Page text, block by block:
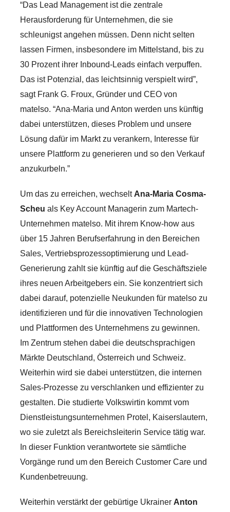
“Das Lead Management ist die zentrale
Herausforderung für Unternehmen, die sie
schleunigst angehen müssen. Denn nicht selten
lassen Firmen, insbesondere im Mittelstand, bis zu
30 Prozent ihrer Inbound-Leads einfach verpuffen.
Das ist Potenzial, das leichtsinnig verspielt wird”,
sagt Frank G. Froux, Gründer und CEO von
matelso. “Ana-Maria und Anton werden uns künftig
dabei unterstützen, dieses Problem und unsere
Lösung dafür im Markt zu verankern, Interesse für
unsere Plattform zu generieren und so den Verkauf
anzukurbeln.”
Um das zu erreichen, wechselt Ana-Maria Cosma-
Scheu als Key Account Managerin zum Martech-
Unternehmen matelso. Mit ihrem Know-how aus
über 15 Jahren Berufserfahrung in den Bereichen
Sales, Vertriebsprozessoptimierung und Lead-
Generierung zahlt sie künftig auf die Geschäftsziele
ihres neuen Arbeitgebers ein. Sie konzentriert sich
dabei darauf, potenzielle Neukunden für matelso zu
identifizieren und für die innovativen Technologien
und Plattformen des Unternehmens zu gewinnen.
Im Zentrum stehen dabei die deutschsprachigen
Märkte Deutschland, Österreich und Schweiz.
Weiterhin wird sie dabei unterstützen, die internen
Sales-Prozesse zu verschlanken und effizienter zu
gestalten. Die studierte Volkswirtin kommt vom
Dienstleistungsunternehmen Protel, Kaiserslautern,
wo sie zuletzt als Bereichsleiterin Service tätig war.
In dieser Funktion verantwortete sie sämtliche
Vorgänge rund um den Bereich Customer Care und
Kundenbetreuung.
Weiterhin verstärkt der gebürtige Ukrainer Anton